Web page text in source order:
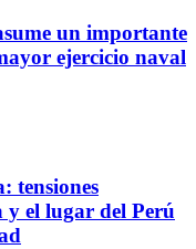
un importante
ejercicio naval
tensiones
y el lugar del Perú